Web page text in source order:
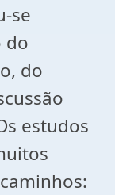
se
do
do
estudos